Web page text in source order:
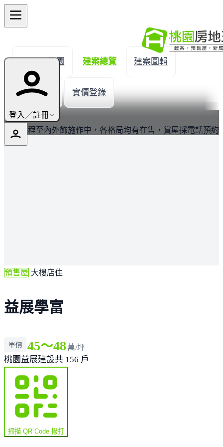
登入／註冊
← 返回桃園 建案總覽 建案圖輯
生活機能 實價登錄
最新
建案工程至內外飾施作中，各格局均有在售，賞屋採電話預約
預售屋 大樓店住
益展學富
單價 45～48萬/坪
桃園 益展建設共 156 戶
掃描 QR Code 撥打